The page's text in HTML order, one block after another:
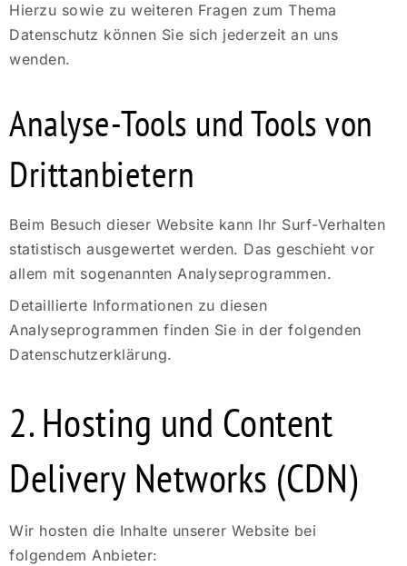
Hierzu sowie zu weiteren Fragen zum Thema
Datenschutz können Sie sich jederzeit an uns
wenden.
Analyse-Tools und Tools von
Dritt­anbietern
Beim Besuch dieser Website kann Ihr Surf-Verhalten
statistisch ausgewertet werden. Das geschieht vor
allem mit sogenannten Analyseprogrammen.
Detaillierte Informationen zu diesen
Analyseprogrammen finden Sie in der folgenden
Datenschutzerklärung.
2. Hosting und Content
Delivery Networks (CDN)
Wir hosten die Inhalte unserer Website bei
folgendem Anbieter: